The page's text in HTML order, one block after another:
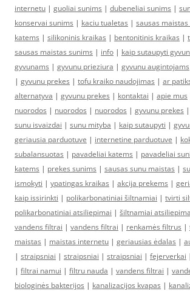
internetu | guoliai sunims | dubeneliai sunims |
konservai sunims | kaciu tualetas | sausas
katems | silikoninis kraikas | bentonitinis kraikas |
sausas maistas sunims | info | kaip sutaupyti
gyvunams | gyvunu prieziura | gyvunu augintojams
| gyvunu prekes | tofu kraiko naudojimas | ar
alternatyva | gyvunu prekes | kontaktai | apie mus
nuorodos | nuorodos | nuorodos | gyvunu prekes |
sunu isvaizdai | sunu mityba | kaip sutaupyti |
geriausia parduotuve | internetine parduotuve |
subalansuotas | pavadeliai katems | pavadeliai
katems | prekes sunims | sausas sunu maistas |
ismokyti | ypatingas kraikas | akcija prekems |
kaip issirinkti | polikarbonatiniai šiltnamiai | tvirti
polikarbonatiniai atsiliepimai | šiltnamiai
vandens filtrai | vandens filtrai | renkamės filtrus |
maistas | maistas internetu | geriausias ėdalas |
| straipsniai | straipsniai | straipsniai | fejerverkai
| filtrai namui | filtru nauda | vandens filtrai |
biologinės bakterijos | kanalizacijos kvapas |